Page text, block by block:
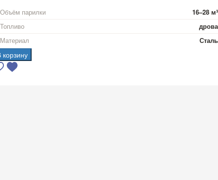
Объём парилки
16–28 м³
Топливо
дрова
Материал
Сталь
корзину